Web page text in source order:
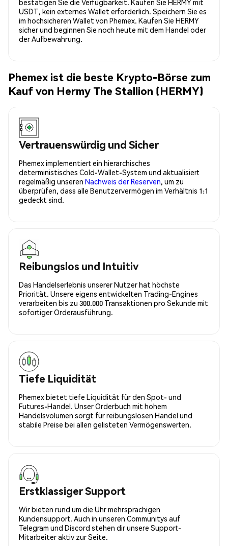
bestätigen Sie die Verfügbarkeit. Kaufen Sie HERMY mit
USDT, kein externes Wallet erforderlich. Speichern Sie es
im hochsicheren Wallet von Phemex. Kaufen Sie HERMY
sicher und beginnen Sie noch heute mit dem Handel oder
der Aufbewahrung.
Phemex ist die beste Krypto-Börse zum
Kauf von Hermy The Stallion (HERMY)
Vertrauenswürdig und Sicher
Phemex implementiert ein hierarchisches
deterministisches Cold-Wallet-System und aktualisiert
regelmäßig unseren Nachweis der Reserven, um zu
überprüfen, dass alle Benutzervermögen im Verhältnis 1:1
gedeckt sind.
Reibungslos und Intuitiv
Das Handelserlebnis unserer Nutzer hat höchste
Priorität. Unsere eigens entwickelten Trading-Engines
verarbeiten bis zu 300.000 Transaktionen pro Sekunde mit
sofortiger Orderausführung.
Tiefe Liquidität
Phemex bietet tiefe Liquidität für den Spot- und
Futures-Handel. Unser Orderbuch mit hohem
Handelsvolumen sorgt für reibungslosen Handel und
stabile Preise bei allen gelisteten Vermögenswerten.
Erstklassiger Support
Wir bieten rund um die Uhr mehrsprachigen
Kundensupport. Auch in unseren Communitys auf
Telegram und Discord stehen dir unsere Support-
Mitarbeiter aktiv zur Seite.